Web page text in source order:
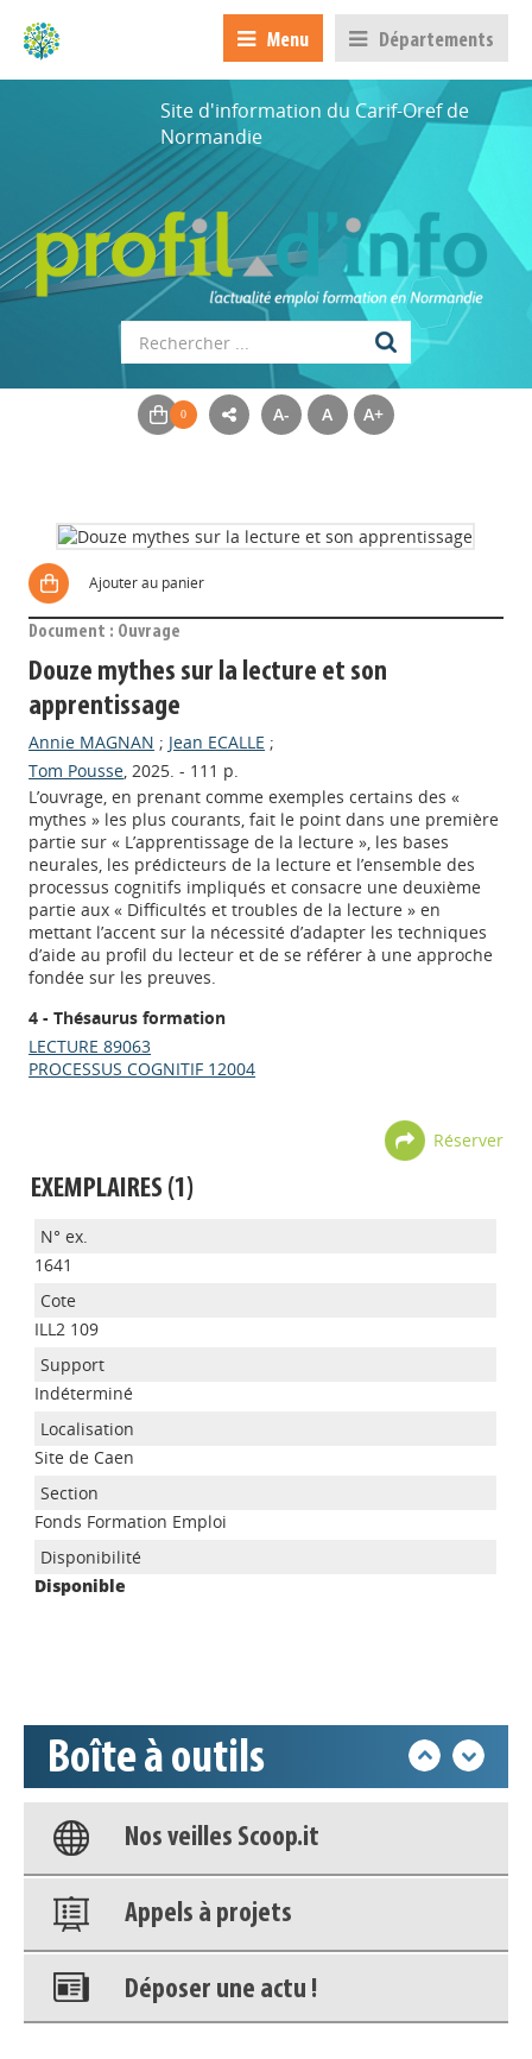
Menu Départements
Site d'information du Carif-Oref de
Normandie
A- A A+
Ajouter au panier
Document : Ouvrage
Douze mythes sur la lecture et son
apprentissage
Annie MAGNAN ; Jean ECALLE ;
Tom Pousse, 2025. - 111 p.
L’ouvrage, en prenant comme exemples certains des «
mythes » les plus courants, fait le point dans une première
partie sur « L’apprentissage de la lecture », les bases
neurales, les prédicteurs de la lecture et l’ensemble des
processus cognitifs impliqués et consacre une deuxième
partie aux « Difficultés et troubles de la lecture » en
mettant l’accent sur la nécessité d’adapter les techniques
d’aide au profil du lecteur et de se référer à une approche
fondée sur les preuves.
4 - Thésaurus formation
LECTURE 89063
PROCESSUS COGNITIF 12004
Réserver
EXEMPLAIRES (1)
1641
ILL2 109
Indéterminé
Site de Caen
Fonds Formation Emploi
Disponible
Boîte à outils
Appels à projets
Base documentaire
Nos veilles Scoop.it
Appels à projets
Déposer une actu !